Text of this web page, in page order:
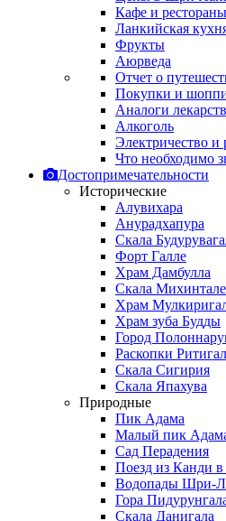
Кафе и рестораны
Ланкийская
Фрукты
Аюрведа
Отчет о
Покупки и
Аналоги лекарств
Алкоголь
Электричество и
Что необходимо
Достопримечательности
Исторические
Алувихара
Анурадхапура
Скала
Форт Галле
Храм Дамбулла
Скала Михинтале
Храм
Храм зуба Будды
Город
Раскопки
Скала Сигирия
Скала Япахува
Природные
Пик Адама
Малый пик
Сад Перадения
Поезд из Канди
Водопады Шри-
Гора
Скала Данигала